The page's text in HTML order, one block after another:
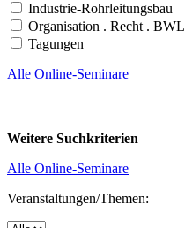
Industrie-Rohrleitungsbau
Organisation . Recht . BWL
Tagungen
Alle Online-Seminare
Weitere Suchkriterien
Alle Online-Seminare
Veranstaltungen/Themen: